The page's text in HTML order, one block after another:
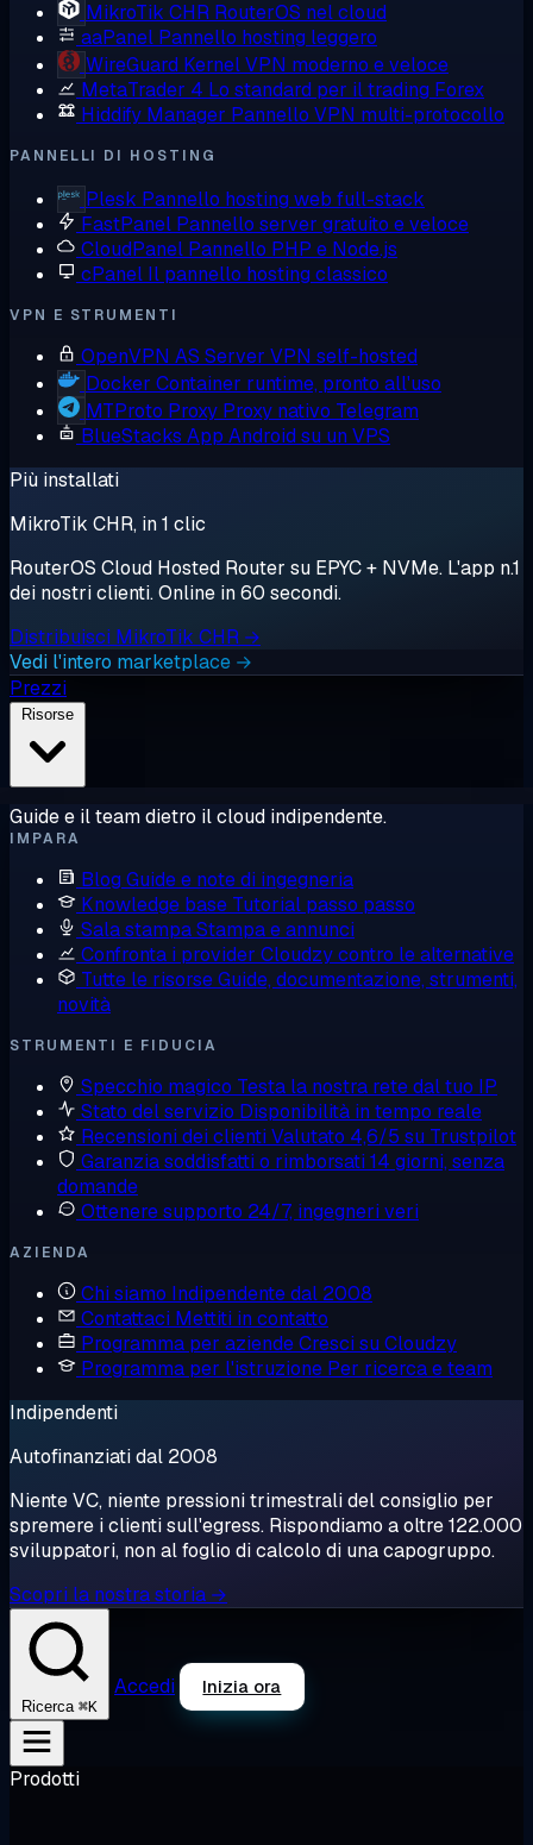
MikroTik CHR RouterOS nel cloud
aaPanel Pannello hosting leggero
WireGuard Kernel VPN moderno e veloce
MetaTrader 4 Lo standard per il trading Forex
Hiddify Manager Pannello VPN multi-protocollo
PANNELLI DI HOSTING
Plesk Pannello hosting web full-stack
FastPanel Pannello server gratuito e veloce
CloudPanel Pannello PHP e Node.js
cPanel Il pannello hosting classico
VPN E STRUMENTI
OpenVPN AS Server VPN self-hosted
Docker Container runtime, pronto all'uso
MTProto Proxy Proxy nativo Telegram
BlueStacks App Android su un VPS
Più installati
MikroTik CHR, in 1 clic
RouterOS Cloud Hosted Router su EPYC + NVMe. L'app n.1
dei nostri clienti. Online in 60 secondi.
Distribuisci MikroTik CHR →
Vedi l'intero marketplace →
Prezzi
Guide e il team dietro il cloud indipendente.
IMPARA
Blog Guide e note di ingegneria
Knowledge base Tutorial passo passo
Sala stampaStampa e annunci
Confronta i provider Cloudzy contro le alternative
Tutte le risorseGuide, documentazione, strumenti,
novità
STRUMENTI E FIDUCIA
Specchio magico Testa la nostra rete dal tuo IP
Stato del servizio Disponibilità in tempo reale
Recensioni dei clienti Valutato 4,6/5 su Trustpilot
Garanzia soddisfatti o rimborsati 14 giorni, senza
domande
Ottenere supporto 24/7, ingegneri veri
AZIENDA
Chi siamo Indipendente dal 2008
Contattaci Mettiti in contatto
Programma per aziendeCresci su Cloudzy
Programma per l'istruzione Per ricerca e team
Indipendenti
Autofinanziati dal 2008
Niente VC, niente pressioni trimestrali del consiglio per
spremere i clienti sull'egress. Rispondiamo a oltre 122.000
sviluppatori, non al foglio di calcolo di una capogruppo.
Scopri la nostra storia →
Ricerca ⌘K
Accedi Inizia ora
Prodotti